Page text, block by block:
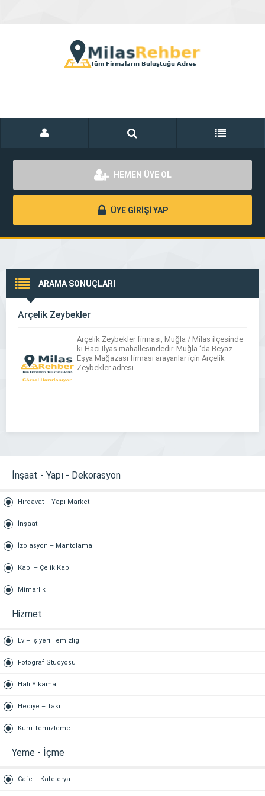
HEMEN ÜYE OL
ÜYE GİRİŞİ YAP
ARAMA SONUÇLARI
Arçelik Zeybekler
Arçelik Zeybekler firması, Muğla / Milas ilçesinde
ki Hacı İlyas mahallesindedir. Muğla ‘da Beyaz
Eşya Mağazası firması arayanlar için Arçelik
Zeybekler adresi
İnşaat - Yapı - Dekorasyon
Hırdavat – Yapı Market
İnşaat
İzolasyon – Mantolama
Kapı – Çelik Kapı
Mimarlık
Hizmet
Ev – İş yeri Temizliği
Fotoğraf Stüdyosu
Halı Yıkama
Hediye – Takı
Kuru Temizleme
Yeme - İçme
Cafe – Kafeterya